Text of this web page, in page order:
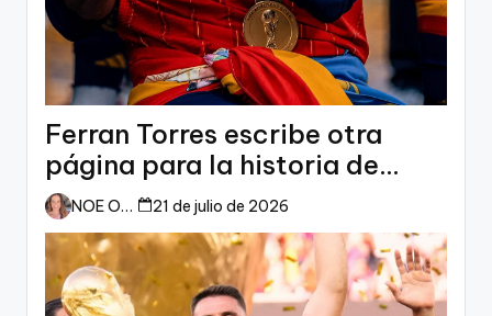
Ferran Torres escribe otra
página para la historia de
España
NOE ORTIZ 21 de julio de 2026